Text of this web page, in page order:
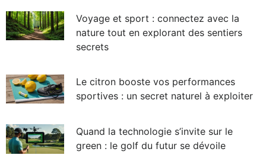
Voyage et sport : connectez avec la
nature tout en explorant des sentiers
secrets
Le citron booste vos performances
sportives : un secret naturel à exploiter
Quand la technologie s’invite sur le
green : le golf du futur se dévoile